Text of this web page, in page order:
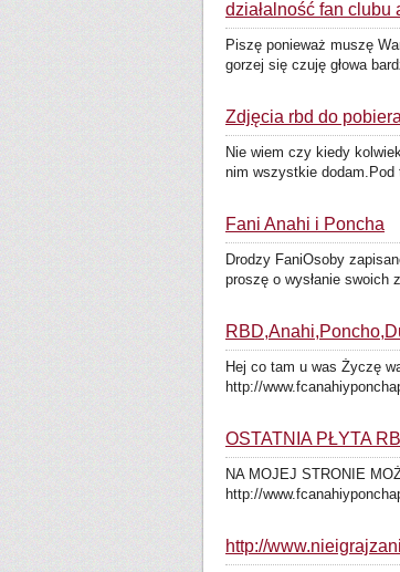
działalność fan
Piszę ponieważ muszę
gorzej się czuję głowa
Zdjęcia rbd do
Nie wiem czy kiedy
nim wszystkie
Fani Anahi i Poncha
Drodzy FaniOsoby
proszę o wysłanie swoich
Hej co tam u was Życzę
http://
OSTATNIA PŁYTA
NA MOJEJ STRONIE
http://
http://